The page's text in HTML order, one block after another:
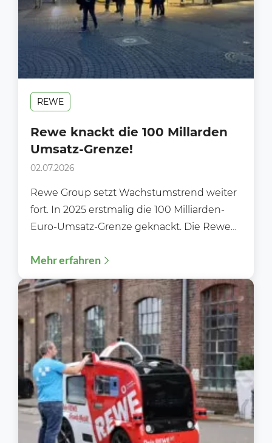
REWE
Rewe knackt die 100 Millarden
Umsatz-Grenze!
02.07.2026
Rewe Group setzt Wachstumstrend weiter
fort. In 2025 erstmalig die 100 Milliarden-
Euro-Umsatz-Grenze geknackt. Die Rewe
Geschäftsjahr zurück....
Mehr erfahren